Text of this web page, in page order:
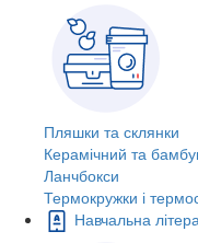
Пляшки та склянки
Керамічний та
Ланчбокси
Термокружки і
Навчальна